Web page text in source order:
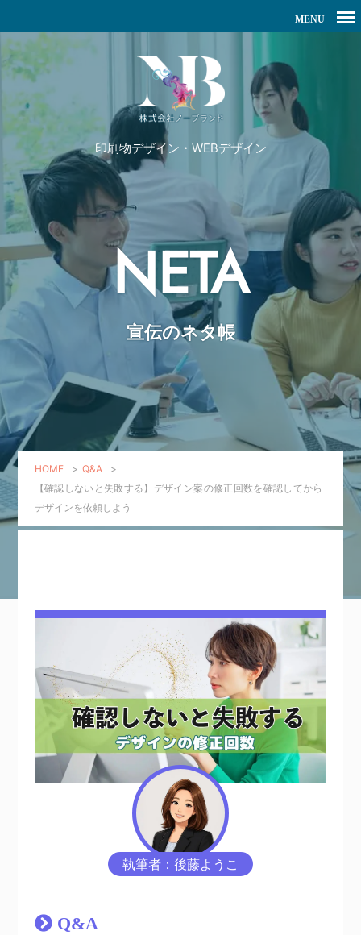
印刷物デザイン・WEBデザイン
NETA
宣伝のネタ帳
HOME > Q&A
>
【確認しないと失敗する】デザイン案の修正回数を確認してから
デザインを依頼しよう
執筆者：後藤ようこ
Q&A